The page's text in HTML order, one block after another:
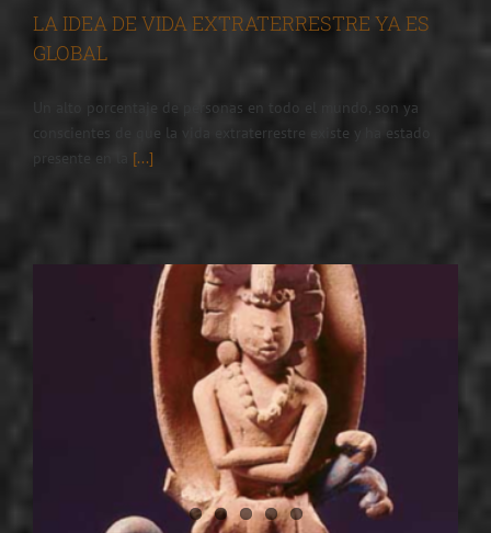
LA IDEA DE VIDA EXTRATERRESTRE YA ES
GLOBAL
Un alto porcentaje de personas en todo el mundo, son ya
conscientes de que la vida extraterrestre existe y ha estado
presente en la [...]